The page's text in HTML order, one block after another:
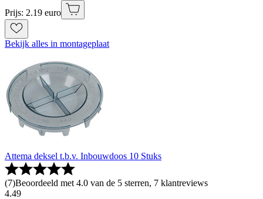
Prijs: 2.19 euro
Bekijk alles in montageplaat
Attema deksel t.b.v. Inbouwdoos 10 Stuks
(7)Beoordeeld met 4.0 van de 5 sterren, 7 klantreviews
4.49